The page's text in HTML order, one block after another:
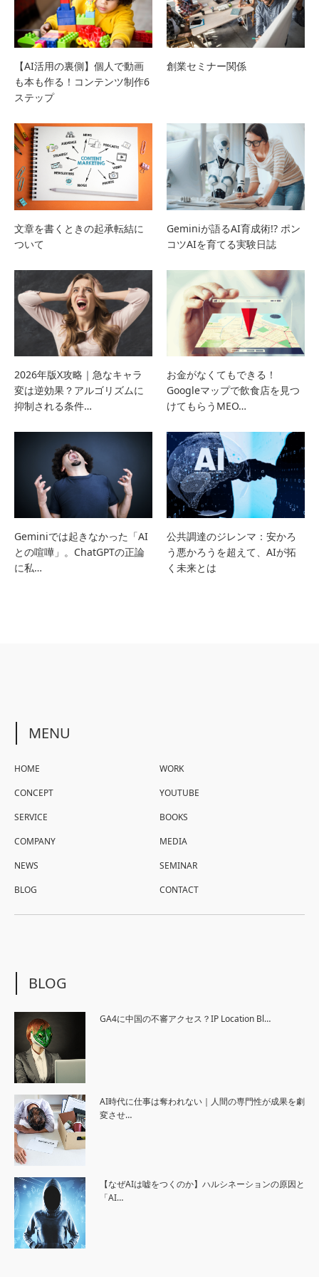
【AI活用の裏側】個人で動画
も本も作る！コンテンツ制作6
ステップ
創業セミナー関係
文章を書くときの起承転結に
ついて
Geminiが語るAI育成術!? ポン
コツAIを育てる実験日誌
2026年版X攻略｜急なキャラ
変は逆効果？アルゴリズムに
抑制される条件…
お金がなくてもできる！
Googleマップで飲食店を見つ
けてもらうMEO…
Geminiでは起きなかった「AI
との喧嘩」。ChatGPTの正論
に私…
公共調達のジレンマ：安かろ
う悪かろうを超えて、AIが拓
く未来とは
MENU
HOME
CONCEPT
SERVICE
COMPANY
NEWS
BLOG
WORK
YOUTUBE
BOOKS
MEDIA
SEMINAR
CONTACT
BLOG
GA4に中国の不審アクセス？IP Location Bl…
AI時代に仕事は奪われない｜人間の専門性が成果を劇
変させ…
【なぜAIは嘘をつくのか】ハルシネーションの原因と
「AI…